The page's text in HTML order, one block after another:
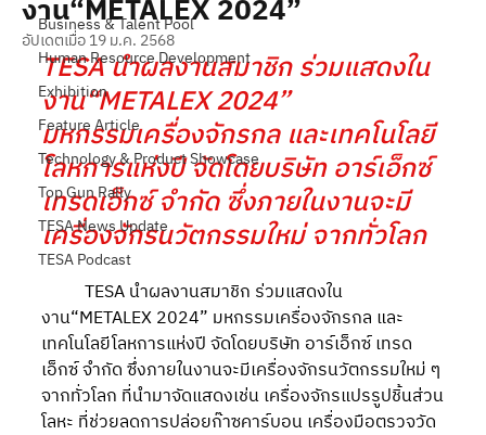
Business & Talent Pool
Human Resource Development
Exhibition
Feature Article
Technology & Product Showcase
Top Gun Rally
TESA News Update
TESA Podcast
งาน“METALEX 2024”
อัปเดตเมื่อ19 ม.ค. 2568
TESA นำผลงานสมาชิก ร่วมแสดงใน
งาน“METALEX 2024”
มหกรรมเครื่องจักรกล และเทคโนโลยี
โลหการแห่งปี จัดโดยบริษัท อาร์เอ็กซ์
เทรดเอ็กซ์ จำกัด ซึ่งภายในงานจะมี
เครื่องจักรนวัตกรรมใหม่ จากทั่วโลก
งาน“METALEX 2024” มหกรรมเครื่องจักรกล และ
เทคโนโลยีโลหการแห่งปี จัดโดยบริษัท อาร์เอ็กซ์ เทรด
เอ็กซ์ จำกัด ซึ่งภายในงานจะมีเครื่องจักรนวัตกรรมใหม่ ๆ
จากทั่วโลก ที่นำมาจัดแสดงเช่น เครื่องจักรแปรรูปชิ้นส่วน
โลหะ ที่ช่วยลดการปล่อยก๊าซคาร์บอน เครื่องมือตรวจวัด